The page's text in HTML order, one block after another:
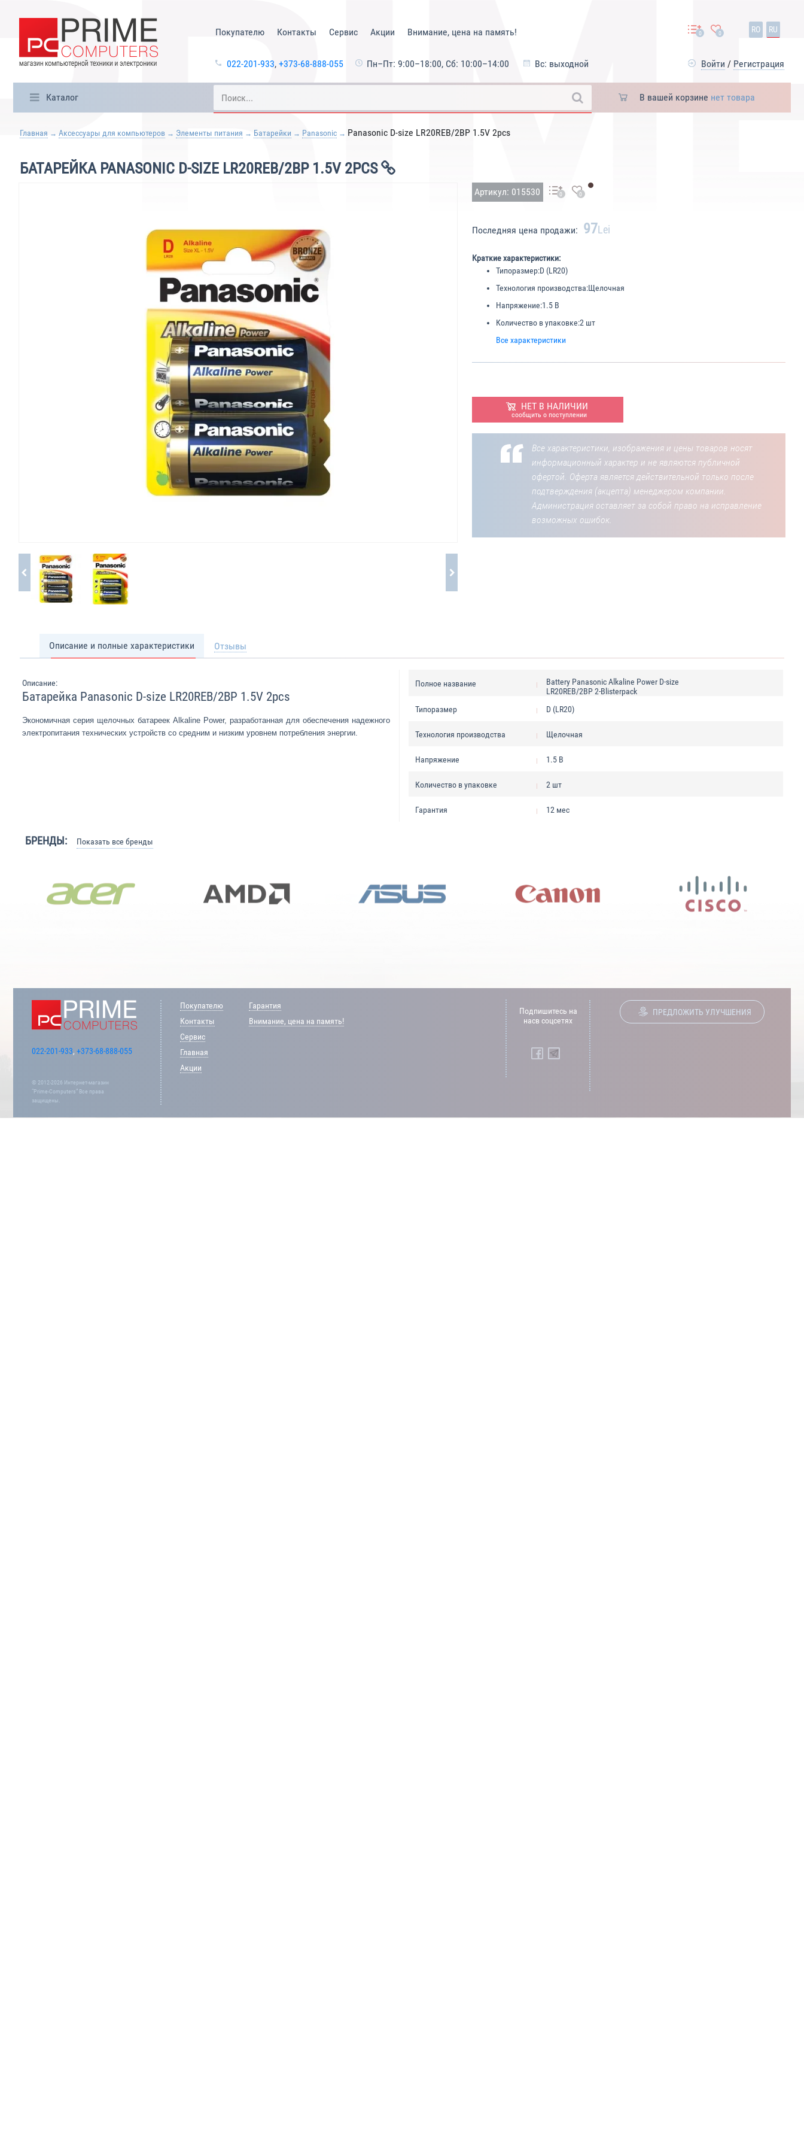
Покупателю Контакты Сервис Акции Внимание, цена на память!
022-201-933, +373-68-888-055 Пн–Пт: 9:00–18:00, Сб: 10:00–14:00 Вс: выходной
0 0 RO RU
Войти / Регистрация
Каталог В вашей корзине нет товара
Главная Аксессуары для компьютеров Элементы питания Батарейки Panasonic Panasonic D-size LR20REB/2BP 1.5V 2pcs
БАТАРЕЙКА PANASONIC D-SIZE LR20REB/2BP 1.5V 2PCS
Артикул: 015530 0 0
Последняя цена продажи: 97Lei
Краткие характеристики:
Типоразмер:D (LR20)
Технология производства:Щелочная
Напряжение:1.5 В
Количество в упаковке:2 шт
Все характеристики
НЕТ В НАЛИЧИИ
сообщить о поступлении
Все характеристики, изображения и цены товаров носят
информационный характер и не являются публичной
офертой. Оферта является действительной только после
подтверждения (акцепта) менеджером компании.
Администрация оставляет за собой право на исправление
возможных ошибок.
Описание и полные характеристики Отзывы
Описание:
Батарейка Panasonic D-size LR20REB/2BP 1.5V 2pcs
Экономичная серия щелочных батареек Alkaline Power, разработанная для обеспечения надежного
электропитания технических устройств со средним и низким уровнем потребления энергии.
Полное название
Battery Panasonic Alkaline Power D-size
LR20REB/2BP 2-Blisterpack
Типоразмер
D (LR20)
Технология производства Щелочная
Напряжение 1.5 В
Количество в упаковке 2 шт
Гарантия 12 мес
БРЕНДЫ: Показать все бренды
022-201-933, +373-68-888-055
© 2012-2026 Интернет-магазин
“Prime-Computers” Все права
защищены.
Покупателю
Контакты
Сервис
Главная
Акции
Гарантия
Внимание, цена на память!
Подпишитесь на
насв соцсетях
ПРЕДЛОЖИТЬ УЛУЧШЕНИЯ